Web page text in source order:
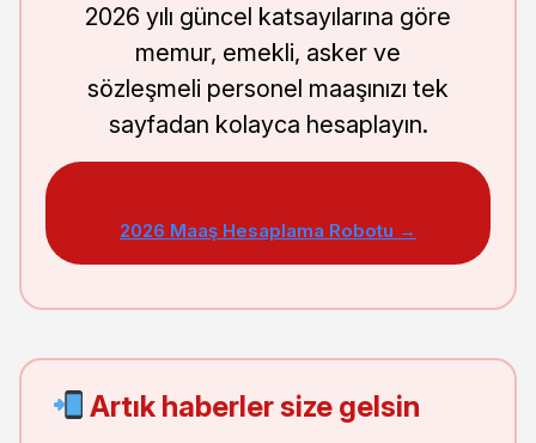
2026 yılı güncel katsayılarına göre
memur, emekli, asker ve
sözleşmeli personel maaşınızı tek
sayfadan kolayca hesaplayın.
2026 Maaş Hesaplama Robotu →
Artık haberler size gelsin